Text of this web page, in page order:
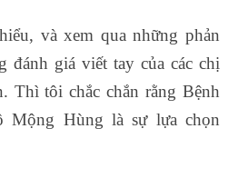
và xem qua những phản
đánh giá viết tay của các chị
Thì tôi chắc chắn rằng Bệnh
Mộng Hùng là sự lựa chọn